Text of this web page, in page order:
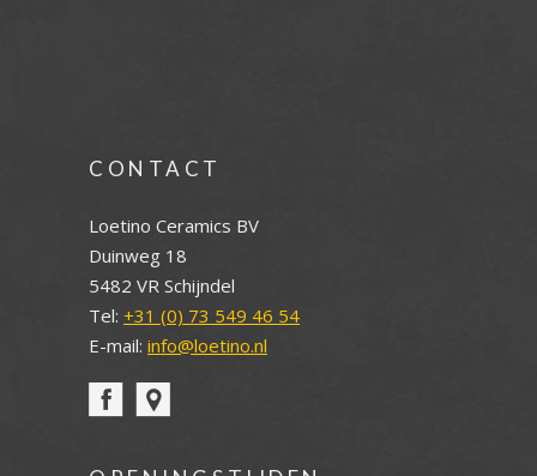
CONTACT
Loetino Ceramics BV
Duinweg 18
5482 VR Schijndel
Tel: +31 (0) 73 549 46 54
E-mail: info@loetino.nl